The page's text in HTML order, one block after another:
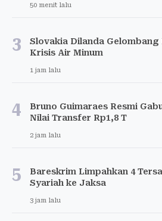
50 menit lalu
3
Slovakia Dilanda Gelombang
Krisis Air Minum
1 jam lalu
4
Bruno Guimaraes Resmi
Nilai Transfer Rp1,8 T
2 jam lalu
5
Bareskrim Limpahkan 4
Syariah ke Jaksa
3 jam lalu